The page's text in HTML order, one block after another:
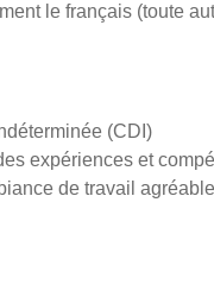
le français (toute
(CDI)
expériences et
de travail